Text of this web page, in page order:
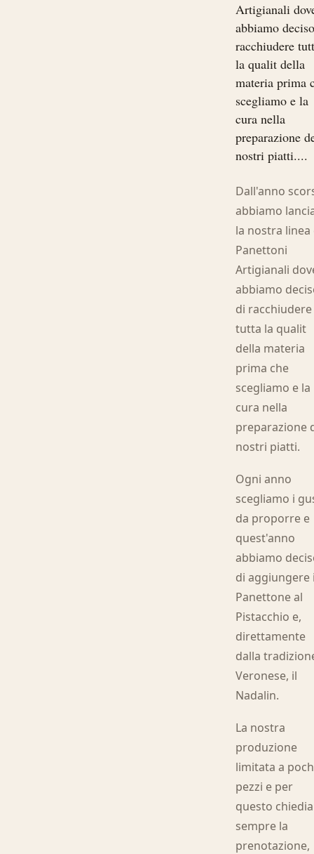
Artigianali
abbiamo
racchiudere
la qualit della
materia prima
scegliamo e la
cura nella
preparazione
nostri piatti....
Dall'anno
abbiamo
la nostra linea
Panettoni
Artigianali
abbiamo
di racchiudere
tutta la qualit
della materia
prima che
scegliamo e la
cura nella
preparazione
nostri piatti.
Ogni anno
scegliamo i
da proporre e
quest'anno
abbiamo
di aggiungere
Panettone al
Pistacchio e,
direttamente
dalla
Veronese, il
Nadalin.
La nostra
produzione
limitata a
pezzi e per
questo
sempre la
prenotazione,